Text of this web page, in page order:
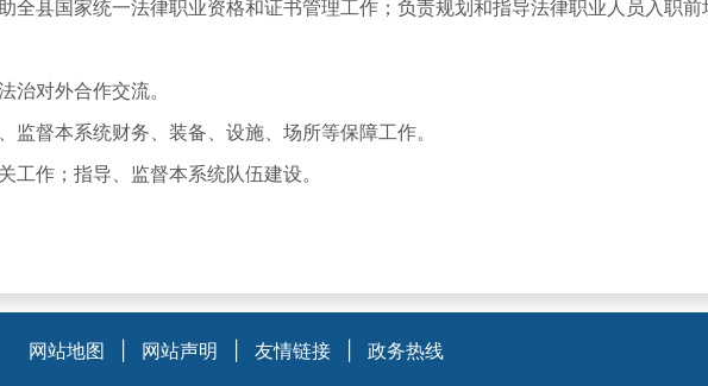
县国家统一法律职业资格和证书管理工作；负责规划和指导法律职业人员入职前
对外合作交流。
督本系统财务、装备、设施、场所等保障工作。
作；指导、监督本系统队伍建设。
网站地图 网站声明 友情链接 政务热线